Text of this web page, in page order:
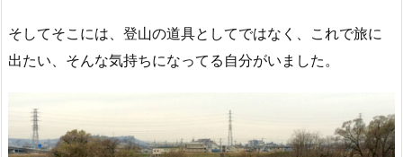
そしてそこには、登山の道具としてではなく、これで旅に
出たい、そんな気持ちになってる自分がいました。